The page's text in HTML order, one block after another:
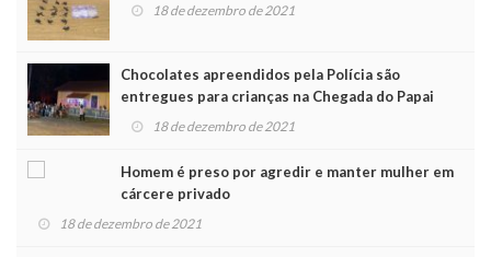
18 de dezembro de 2021
Chocolates apreendidos pela Polícia são
entregues para crianças na Chegada do Papai
Noel 18 de dezembro de 2021
Homem é preso por agredir e manter mulher em
cárcere privado
18 de dezembro de 2021